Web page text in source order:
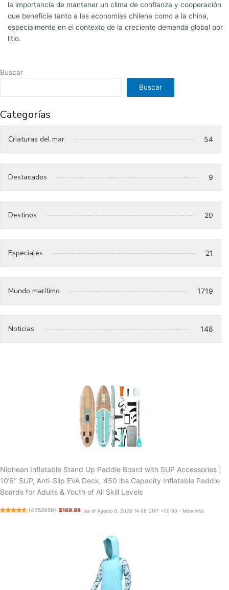
la importancia de mantener un clima de confianza y cooperación
que beneficie tanto a las economías chilena como a la china,
especialmente en el contexto de la creciente demanda global por
litio.
Buscar
Buscar
Categorías
Criaturas del mar 54
Destacados 9
Destinos 20
Especiales 21
Mundo marítimo 1719
Noticias 148
Niphean Inflatable Stand Up Paddle Board with SUP Accessories |
10’6’’ SUP, Anti-Slip EVA Deck, 450 lbs Capacity Inflatable Paddle
Boards for Adults & Youth of All Skill Levels
(4652959) $169.98 (as of Agosto 6, 2026 14:08 GMT +00:00 - More info)